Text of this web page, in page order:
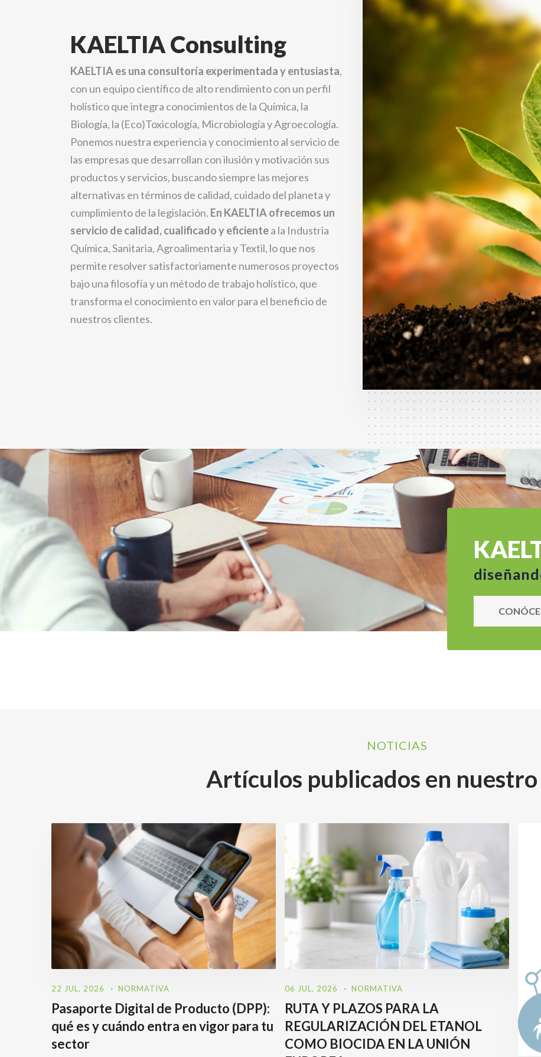
KAELTIA Consulting
KAELTIA es una consultoría experimentada y entusiasta,
con un equipo científico de alto rendimiento con un perfil
holístico que integra conocimientos de la Química, la
Biología, la (Eco)Toxicología, Microbiología y Agroecología.
Ponemos nuestra experiencia y conocimiento al servicio de
las empresas que desarrollan con ilusión y motivación sus
productos y servicios, buscando siempre las mejores
alternativas en términos de calidad, cuidado del planeta y
cumplimiento de la legislación. En KAELTIA ofrecemos un
servicio de calidad, cualificado y eficientea la Industria
Química, Sanitaria, Agroalimentaria y Textil, lo que nos
permite resolver satisfactoriamente numerosos proyectos
bajo una filosofía y un método de trabajo holístico, que
transforma el conocimiento en valor para el beneficio de
nuestros clientes.
NOTICIAS
Artículos publicados en
22 JUL, 2026 NORMATIVA
Pasaporte Digital de Producto (DPP):
qué es y cuándo entra en vigor para tu
sector
06 JUL, 2026 NORMATIVA
RUTA Y PLAZOS PARA LA
REGULARIZACIÓN DEL ETANOL
COMO BIOCIDA EN LA UNIÓN